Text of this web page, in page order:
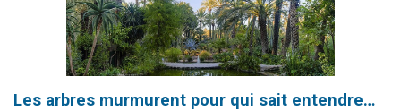
Les arbres murmurent pour qui sait entendre…